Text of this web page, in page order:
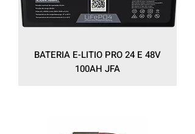
BATERIA E-LITIO PRO 24 E 48V
100AH JFA